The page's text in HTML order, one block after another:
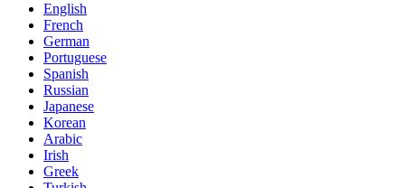
English
French
German
Portuguese
Spanish
Russian
Japanese
Korean
Arabic
Irish
Greek